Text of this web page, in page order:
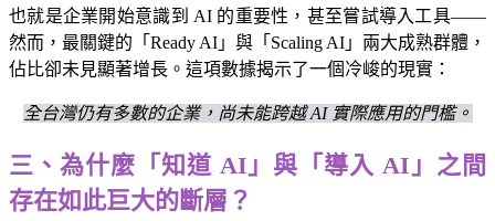
也就是企業開始意識到 AI 的重要性，甚至嘗試導入工具——
然而，最關鍵的「Ready AI」與「Scaling AI」兩大成熟群體，
佔比卻未見顯著增長。這項數據揭示了一個冷峻的現實：
全台灣仍有多數的企業，尚未能跨越 AI 實際應用的門檻。
三、為什麼「知道 AI」與「導入 AI」之間
存在如此巨大的斷層？